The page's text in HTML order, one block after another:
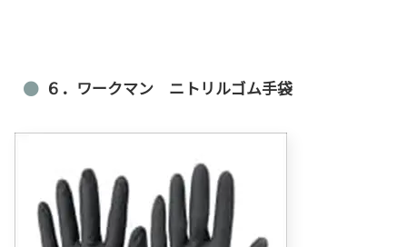
６．ワークマン ニトリルゴム手袋